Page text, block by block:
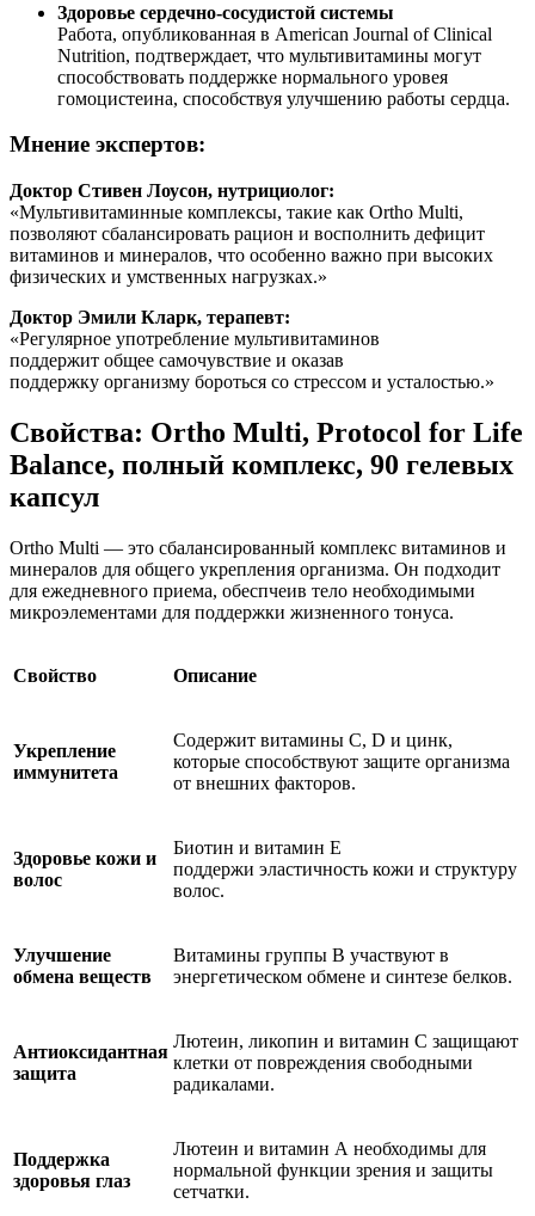
Здоровье сердечно-сосудистой системы
Работа, опубликованная в American Journal of Clinical
Nutrition, подтверждает, что мультивитамины могут
способствовать поддержке нормального уровея
гомоцистеина, способствуя улучшению работы сердца.
Мнение экспертов:
Доктор Стивен Лоусон, нутрициолог:
«Мультивитаминные комплексы, такие как Ortho Multi,
позволяют сбалансировать рацион и восполнить дефицит
витаминов и минералов, что особенно важно при высоких
физических и умственных нагрузках.»
Доктор Эмили Кларк, терапевт:
«Регулярное употребление мультивитаминов
поддержит общее самочувствие и оказав
поддержку организму бороться со стрессом и усталостью.»
Свойства: Ortho Multi, Protocol for Life
Balance, полный комплекс, 90 гелевых
капсул
Ortho Multi — это сбалансированный комплекс витаминов и
минералов для общего укрепления организма. Он подходит
для ежедневного приема, обеспчеив тело необходимыми
микроэлементами для поддержки жизненного тонуса.
Свойство Описание
Укрепление
иммунитета
Содержит витамины C, D и цинк,
которые способствуют защите организма
от внешних факторов.
Здоровье кожи и
волос
Биотин и витамин Е
поддержи эластичность кожи и структуру
волос.
Улучшение
обмена веществ
Витамины группы B участвуют в
энергетическом обмене и синтезе белков.
Антиоксидантная
защита
Лютеин, ликопин и витамин С защищают
клетки от повреждения свободными
радикалами.
Поддержка
здоровья глаз
Лютеин и витамин А необходимы для
нормальной функции зрения и защиты
сетчатки.